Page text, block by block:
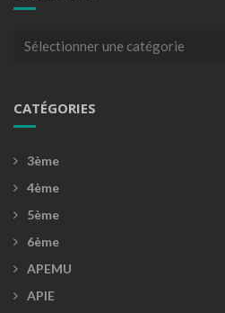
Catégories
CATÉGORIES
3ème
4ème
5ème
6ème
APEMU
APIE